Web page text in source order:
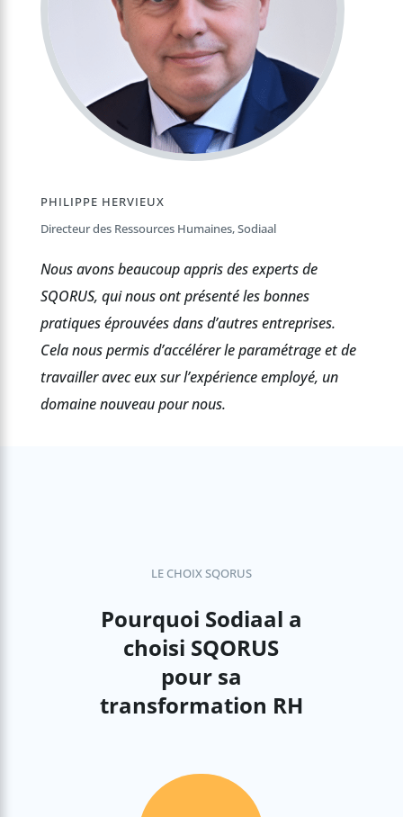
PHILIPPE HERVIEUX
Directeur des Ressources Humaines, Sodiaal
Nous avons beaucoup appris des experts de
SQORUS, qui nous ont présenté les bonnes
pratiques éprouvées dans d’autres entreprises.
Cela nous permis d’accélérer le paramétrage et de
travailler avec eux sur l’expérience employé, un
domaine nouveau pour nous.
LE CHOIX SQORUS
Pourquoi Sodiaal a
choisi SQORUS
pour sa
transformation RH